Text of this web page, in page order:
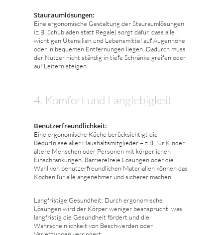
Stauraumlösungen:
Eine ergonomische Gestaltung der Stauraumlösungen
(z.B. Schubladen statt Regale) sorgt dafür, dass alle
wichtigen Utensilien und Lebensmittel auf Augenhöhe
oder in bequemen Entfernungen liegen. Dadurch muss
der Nutzer nicht ständig in tiefe Schränke greifen oder
auf Leitern steigen.
4. Komfort und Langlebigkeit
Benutzerfreundlichkeit:
Eine ergonomische Küche berücksichtigt die
Bedürfnisse aller Haushaltsmitglieder – z.B. für Kinder,
ältere Menschen oder Personen mit körperlichen
Einschränkungen. Barrierefreie Lösungen oder die
Wahl von benutzerfreundlichen Materialien können das
Kochen für alle angenehmer und sicherer machen.
Langfristige Gesundheit: Durch ergonomische
Lösungen wird der Körper weniger beansprucht, was
langfristig die Gesundheit fördert und die
Wahrscheinlichkeit von Beschwerden oder